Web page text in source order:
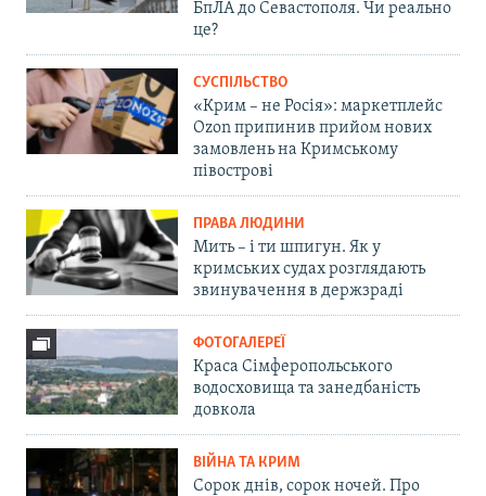
БпЛА до Севастополя. Чи реально
це?
СУСПІЛЬСТВО
«Крим – не Росія»: маркетплейс
Ozon припинив прийом нових
замовлень на Кримському
півострові
ПРАВА ЛЮДИНИ
Мить – і ти шпигун. Як у
кримських судах розглядають
звинувачення в держзраді
ФОТОГАЛЕРЕЇ
Краса Сімферопольського
водосховища та занедбаність
довкола
ВІЙНА ТА КРИМ
Сорок днів, сорок ночей. Про